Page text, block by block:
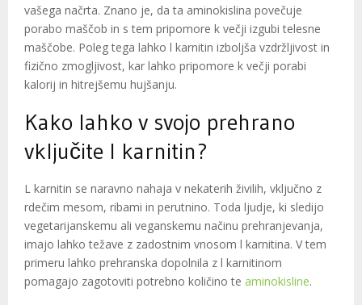
vašega načrta. Znano je, da ta aminokislina povečuje
porabo maščob in s tem pripomore k večji izgubi telesne
maščobe. Poleg tega lahko l karnitin izboljša vzdržljivost in
fizično zmogljivost, kar lahko pripomore k večji porabi
kalorij in hitrejšemu hujšanju.
Kako lahko v svojo prehrano
vključite l karnitin?
L karnitin se naravno nahaja v nekaterih živilih, vključno z
rdečim mesom, ribami in perutnino. Toda ljudje, ki sledijo
vegetarijanskemu ali veganskemu načinu prehranjevanja,
imajo lahko težave z zadostnim vnosom l karnitina. V tem
primeru lahko prehranska dopolnila z l karnitinom
pomagajo zagotoviti potrebno količino te aminokisline.